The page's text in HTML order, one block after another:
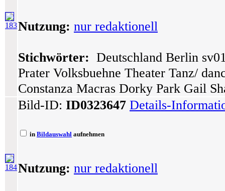
183Nutzung: nur redaktionell
Stichwörter: Deutschland Berlin
Prater Volksbuehne Theater Tanz/
Constanza Macras Dorky Park Gail
184
Bild-ID: ID0323647 Details-
in Bildauswahl aufnehmen
Nutzung: nur redaktionell